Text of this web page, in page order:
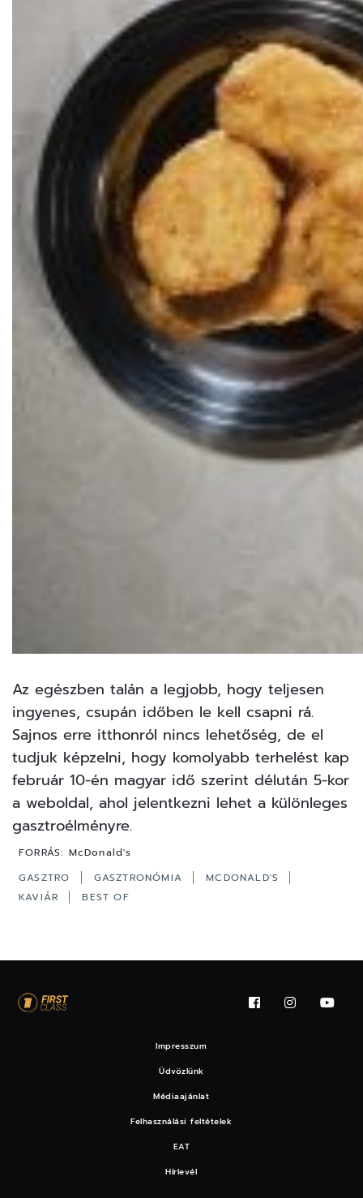
Az egészben talán a legjobb, hogy teljesen
ingyenes, csupán időben le kell csapni rá.
Sajnos erre itthonról nincs lehetőség, de el
tudjuk képzelni, hogy komolyabb terhelést kap
február 10-én magyar idő szerint délután 5-kor
a weboldal, ahol jelentkezni lehet a különleges
gasztroélményre.
FORRÁS: McDonald's
GASZTRO
GASZTRONÓMIA
MCDONALD'S
KAVIÁR
BEST OF
Impresszum
Üdvözlünk
Médiaajánlat
Felhasználási feltételek
EAT
Hírlevél